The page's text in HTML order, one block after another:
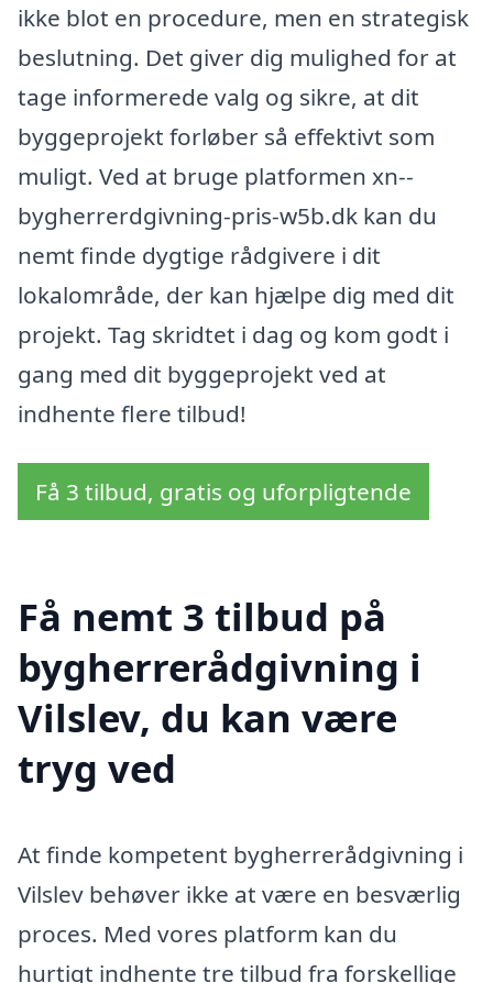
ikke blot en procedure, men en strategisk
beslutning. Det giver dig mulighed for at
tage informerede valg og sikre, at dit
byggeprojekt forløber så effektivt som
muligt. Ved at bruge platformen xn--
bygherrerdgivning-pris-w5b.dk kan du
nemt finde dygtige rådgivere i dit
lokalområde, der kan hjælpe dig med dit
projekt. Tag skridtet i dag og kom godt i
gang med dit byggeprojekt ved at
indhente flere tilbud!
Få 3 tilbud, gratis og uforpligtende
Få nemt 3 tilbud på
bygherrerådgivning i
Vilslev, du kan være
tryg ved
At finde kompetent bygherrerådgivning i
Vilslev behøver ikke at være en besværlig
proces. Med vores platform kan du
hurtigt indhente tre tilbud fra forskellige